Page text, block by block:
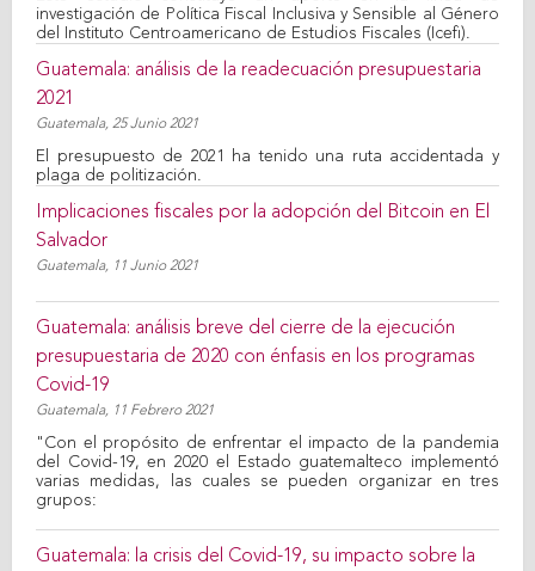
investigación de Política Fiscal Inclusiva y Sensible al Género
del Instituto Centroamericano de Estudios Fiscales (Icefi).
Guatemala: análisis de la readecuación presupuestaria
2021
Guatemala, 25 Junio 2021
El presupuesto de 2021 ha tenido una ruta accidentada y
plaga de politización.
Implicaciones fiscales por la adopción del Bitcoin en El
Salvador
Guatemala, 11 Junio 2021
Guatemala: análisis breve del cierre de la ejecución
presupuestaria de 2020 con énfasis en los programas
Covid-19
Guatemala, 11 Febrero 2021
"Con el propósito de enfrentar el impacto de la pandemia
del Covid-19, en 2020 el Estado guatemalteco implementó
varias medidas, las cuales se pueden organizar en tres
grupos:
Guatemala: la crisis del Covid-19, su impacto sobre la